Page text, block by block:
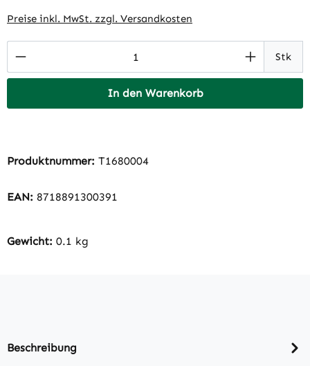
Preise inkl. MwSt. zzgl. Versandkosten
Produkt Anzahl: Gib den gewünschtenStk
In den Warenkorb
Produktnummer: T1680004
EAN: 8718891300391
Gewicht: 0.1 kg
Beschreibung